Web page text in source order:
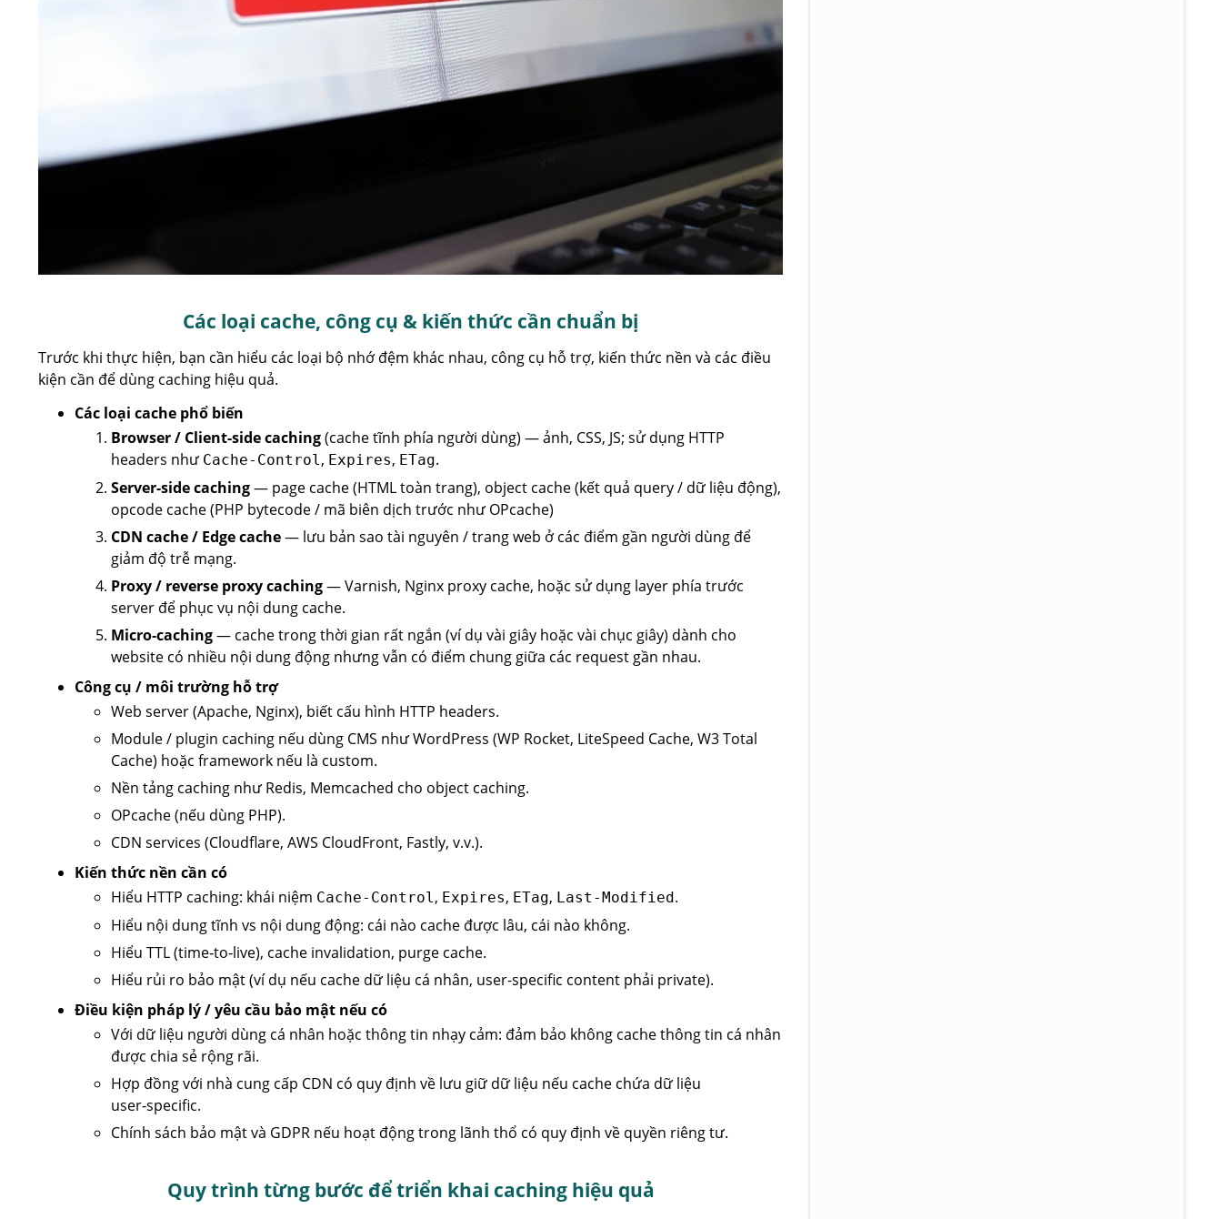
Các loại cache, công cụ & kiến thức cần chuẩn bị
Trước khi thực hiện, bạn cần hiểu các loại bộ nhớ đệm khác nhau, công cụ hỗ trợ, kiến thức nền và các điều
kiện cần để dùng caching hiệu quả.
Các loại cache phổ biến
Browser / Client-side caching(cache tĩnh phía người dùng) — ảnh, CSS, JS; sử dụng HTTP
headers như Cache-Control, Expires, ETag.
Server-side caching— page cache (HTML toàn trang), object cache (kết quả query / dữ liệu động),
opcode cache (PHP bytecode / mã biên dịch trước như OPcache)
CDN cache / Edge cache— lưu bản sao tài nguyên / trang web ở các điểm gần người dùng để
giảm độ trễ mạng.
Proxy / reverse proxy caching— Varnish, Nginx proxy cache, hoặc sử dụng layer phía trước
server để phục vụ nội dung cache.
Micro‑caching— cache trong thời gian rất ngắn (ví dụ vài giây hoặc vài chục giây) dành cho
website có nhiều nội dung động nhưng vẫn có điểm chung giữa các request gần nhau.
Công cụ / môi trường hỗ trợ
Web server (Apache, Nginx), biết cấu hình HTTP headers.
Module / plugin caching nếu dùng CMS như WordPress (WP Rocket, LiteSpeed Cache, W3 Total
Cache) hoặc framework nếu là custom.
Nền tảng caching như Redis, Memcached cho object caching.
OPcache (nếu dùng PHP).
CDN services (Cloudflare, AWS CloudFront, Fastly, v.v.).
Kiến thức nền cần có
Hiểu HTTP caching: khái niệm Cache-Control, Expires, ETag, Last‑Modified .
Hiểu nội dung tĩnh vs nội dung động: cái nào cache được lâu, cái nào không.
Hiểu TTL (time‑to‑live), cache invalidation, purge cache.
Hiểu rủi ro bảo mật (ví dụ nếu cache dữ liệu cá nhân, user-specific content phải private).
Điều kiện pháp lý / yêu cầu bảo mật nếu có
Với dữ liệu người dùng cá nhân hoặc thông tin nhạy cảm: đảm bảo không cache thông tin cá nhân
được chia sẻ rộng rãi.
Hợp đồng với nhà cung cấp CDN có quy định về lưu giữ dữ liệu nếu cache chứa dữ liệu
user‑specific.
Chính sách bảo mật và GDPR nếu hoạt động trong lãnh thổ có quy định về quyền riêng tư.
Quy trình từng bước để triển khai caching hiệu quả